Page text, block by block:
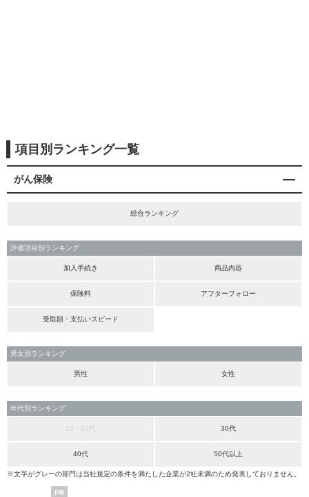
項目別ランキング一覧
がん保険
総合ランキング
評価項目別ランキング
加入手続き 商品内容
保険料 アフターフォロー
受取額・支払いスピード
男女別ランキング
男性 女性
年代別ランキング
10・20代 30代
40代 50代以上
※文字がグレーの部門は当社規定の条件を満たした企業が2社未満のため発表しておりません。
PR